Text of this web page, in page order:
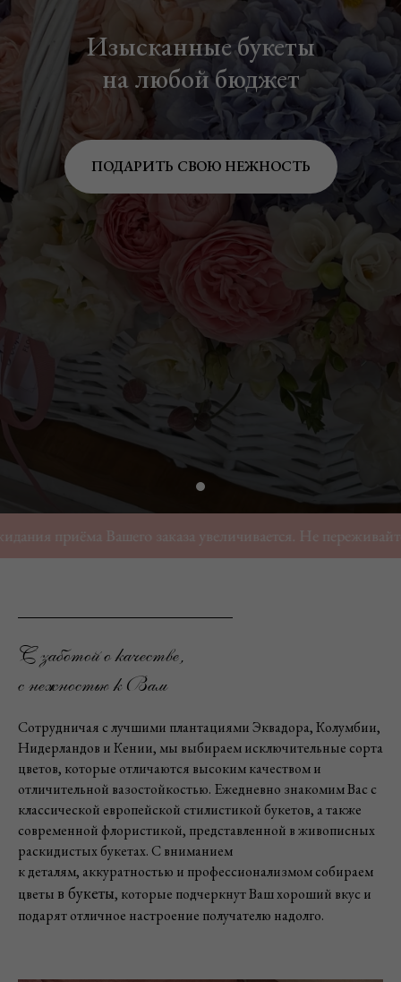
Изысканные букеты
на любой бюджет
ПОДАРИТЬ СВОЮ НЕЖНОСТЬ
Вашего заказа увеличивается. Не переживайте, мы
С заботой о качестве,
с нежностью к Вам
Сотрудничая с лучшими плантациями Эквадора, Колумбии,
Нидерландов и Кении, мы выбираем исключительные сорта
цветов, которые отличаются высоким качеством и
отличительной вазостойкостью. Ежедневно знакомим Вас с
классической европейской стилистикой букетов, а также
современной флористикой, представленной в живописных
раскидистых букетах. С вниманием
к деталям, аккуратностью и профессионализмом собираем
цветы в букеты, которые подчеркнут Ваш хороший вкус и
подарят отличное настроение получателю надолго.